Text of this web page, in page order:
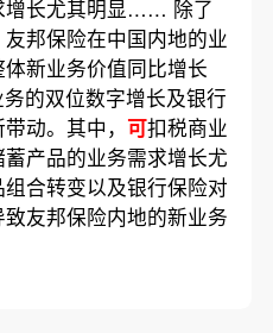
增长尤其明显…… 除了
邦保险在中国内地的业
新业务价值同比增长
的双位数字增长及银行
动。其中， 可扣税商业
产品的业务需求增长尤
合转变以及银行保险对
友邦保险内地的新业务